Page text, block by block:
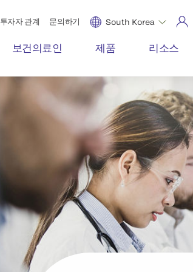
투자자 관계 문의하기 South Korea
보건의료인 제품 리소스